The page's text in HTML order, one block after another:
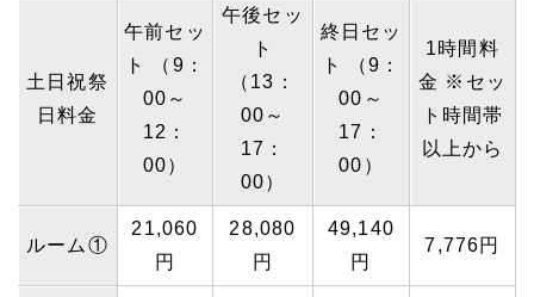
土日祝祭
日料金
午前セッ
ト （9：
00～
12：
00）
午後セッ
ト
（13：
00～
17：
00）
終日セッ
ト （9：
00～
17：
00）
1時間料
金 ※セッ
ト時間帯
以上から
ルーム①
21,060
円
28,080
円
49,140
円
7,776円